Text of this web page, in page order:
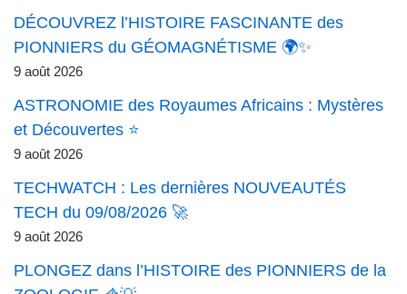
DÉCOUVREZ l’HISTOIRE FASCINANTE des
PIONNIERS du GÉOMAGNÉTISME 🌍✨
9 août 2026
ASTRONOMIE des Royaumes Africains : Mystères
et Découvertes ⭐
9 août 2026
TECHWATCH : Les dernières NOUVEAUTÉS
TECH du 09/08/2026 🚀
9 août 2026
PLONGEZ dans l’HISTOIRE des PIONNIERS de la